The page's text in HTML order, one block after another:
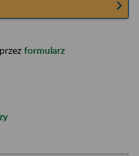
formularz